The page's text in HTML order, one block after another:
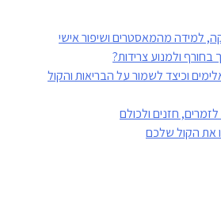
לשמירת
הקול
לגננות
למידה מהמאסטרים ושיפור אישי
ולמנוע צרידות?
האלימים וכיצד לשמור על הבריאות והקול
חזנים ולכולם
את הקול שלכם